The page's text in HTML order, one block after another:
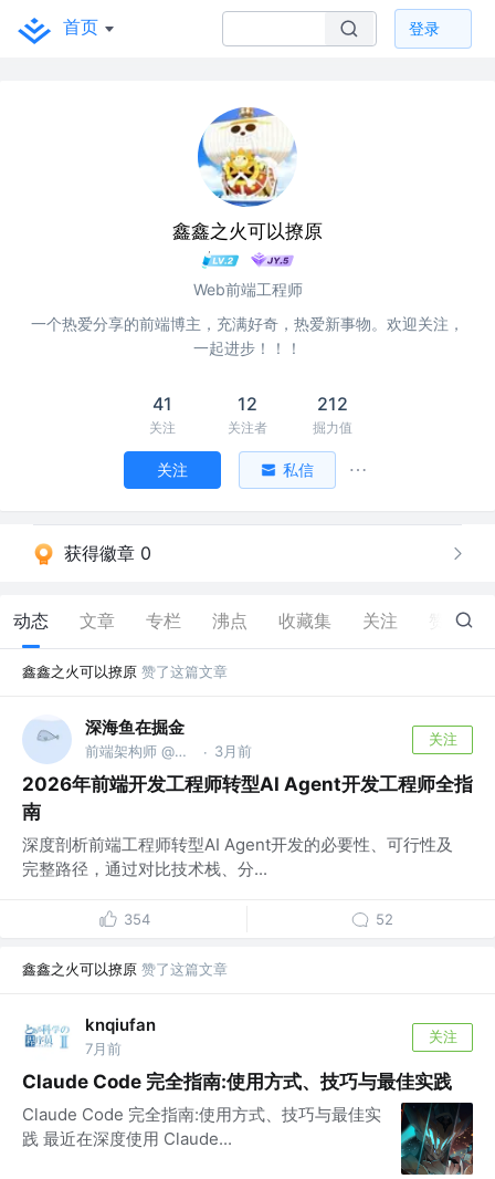
首页 登录
鑫鑫之火可以撩原
Web前端工程师
一个热爱分享的前端博主，充满好奇，热爱新事物。欢迎关注，
一起进步！！！
41
关注
12
关注者
212
掘力值
关注 私信
获得徽章 0
动态 文章 专栏 沸点 收藏集 关注 101
鑫鑫之火可以撩原 赞了这篇文章
深海鱼在掘金
前端架构师 @自由职业 · 3月前
关注
2026年前端开发工程师转型AI Agent开发工程师全指
南
深度剖析前端工程师转型AI Agent开发的必要性、可行性及
完整路径，通过对比技术栈、分...
354 52
鑫鑫之火可以撩原 赞了这篇文章
knqiufan
7月前
关注
Claude Code 完全指南:使用方式、技巧与最佳实践
Claude Code 完全指南:使用方式、技巧与最佳实
践 最近在深度使用 Claude...